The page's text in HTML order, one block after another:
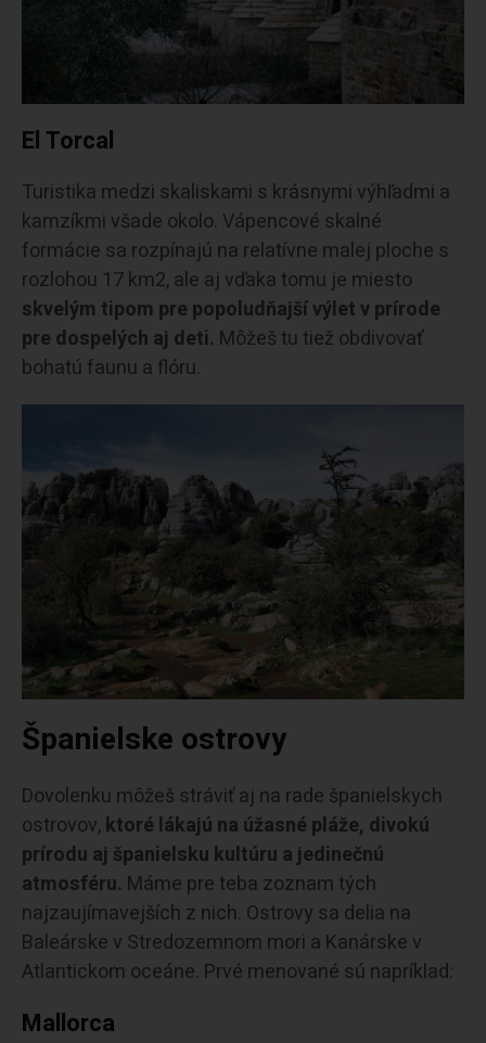
El Torcal
Turistika medzi skaliskami s krásnymi výhľadmi a
kamzíkmi všade okolo. Vápencové skalné
formácie sa rozpínajú na relatívne malej ploche s
rozlohou 17 km2, ale aj vďaka tomu je miesto
skvelým tipom pre popoludňajší výlet v prírode
pre dospelých aj deti. Môžeš tu tiež obdivovať
bohatú faunu a flóru.
Španielske ostrovy
Dovolenku môžeš stráviť aj na rade španielskych
ostrovov, ktoré lákajú na úžasné pláže, divokú
prírodu aj španielsku kultúru a jedinečnú
atmosféru. Máme pre teba zoznam tých
najzaujímavejších z nich. Ostrovy sa delia na
Baleárske v Stredozemnom mori a Kanárske v
Atlantickom oceáne. Prvé menované sú napríklad:
Mallorca